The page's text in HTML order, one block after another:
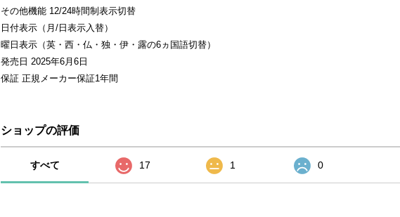
その他機能 12/24時間制表示切替
日付表示（月/日表示入替）
曜日表示（英・西・仏・独・伊・露の6ヵ国語切替）
発売日 2025年6月6日
保証 正規メーカー保証1年間
ショップの評価
すべて 17 1 0